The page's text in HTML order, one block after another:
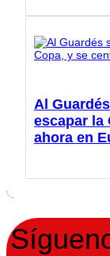
Al
escapar la
ahora en